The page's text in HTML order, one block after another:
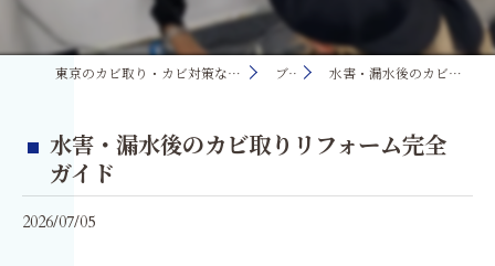
東京のカビ取り・カビ対策ならMIST工法®カビ取リフォーム ブログ 水害・漏水後のカビ取りリフォーム完全ガイド
水害・漏水後のカビ取りリフォーム完全
ガイド
2026/07/05